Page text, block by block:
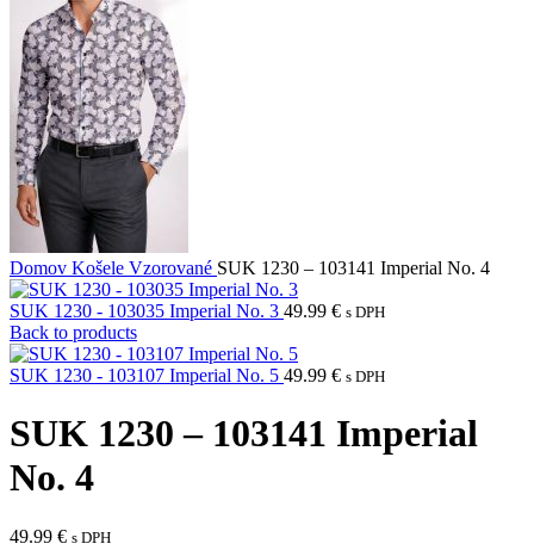
Domov Košele Vzorované SUK 1230 – 103141 Imperial No. 4
SUK 1230 - 103035 Imperial No. 3 49.99 € s DPH
Back to products
SUK 1230 - 103107 Imperial No. 5 49.99 € s DPH
SUK 1230 – 103141 Imperial
No. 4
49.99 € s DPH